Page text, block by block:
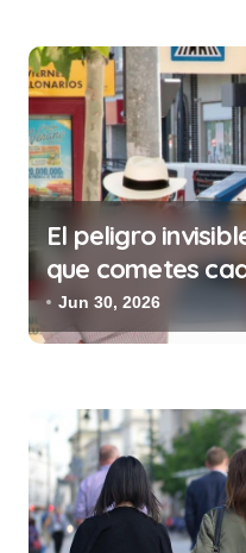
a
d
a
s
El peligro
que cometes
trabajo (y la
costar la vida)
Jun 30, 2026